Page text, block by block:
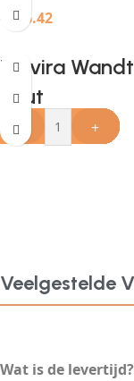
+
+
+
+
+
+
+
+
+
+
+
+
+
+
+
+
+
+
€ 196.42
+
Provira
hout
€ 297.91
Veelgestelde
Wat is de levertijd?